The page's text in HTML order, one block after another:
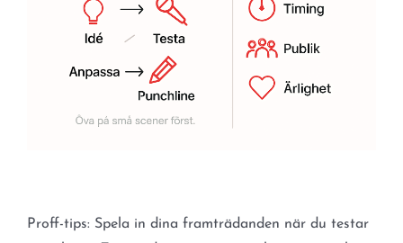
Proff-tips: Spela in dina framträdanden när du testar